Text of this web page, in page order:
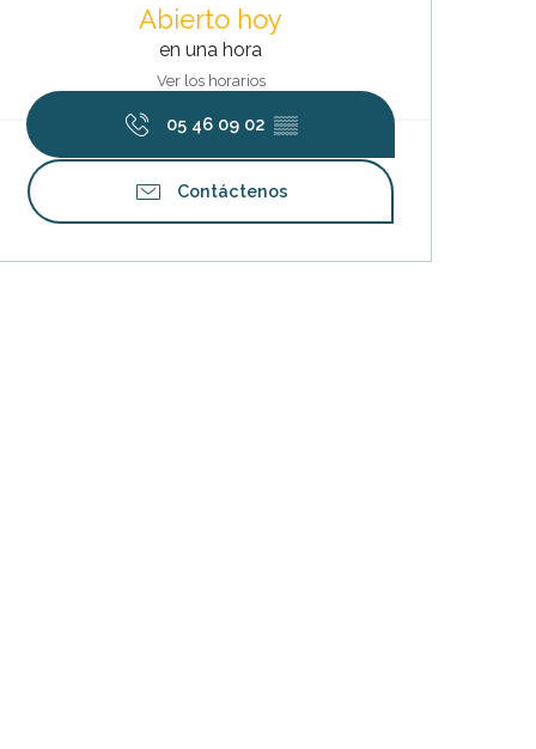
Abierto hoy
en una hora
Ver los horarios
05 46 09 02 ▒▒
Contáctenos